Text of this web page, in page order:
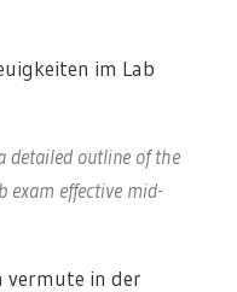
im Lab
detailed outline of the
exam effective mid-
vermute in der